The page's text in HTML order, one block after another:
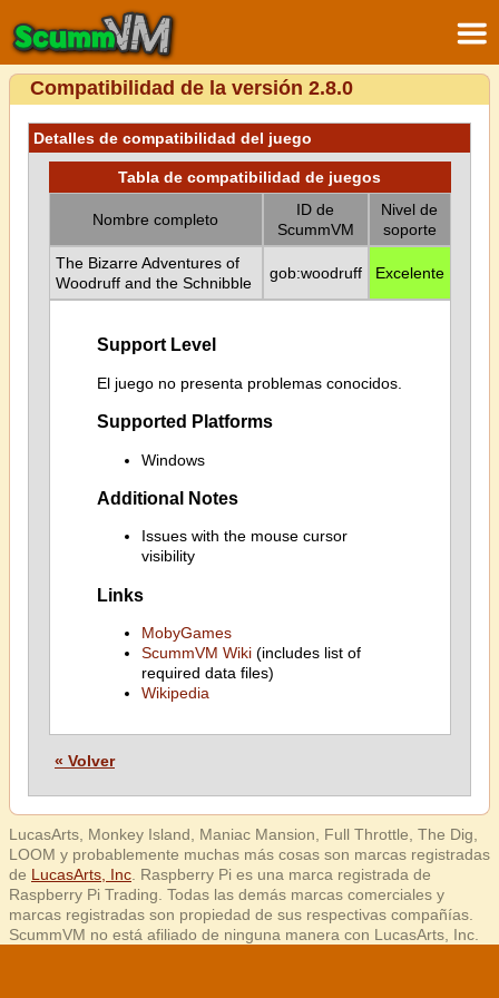
Compatibilidad de la versión 2.8.0
Detalles de compatibilidad del juego
Tabla de compatibilidad de juegos
Nombre completo
ID de
ScummVM
Nivel de
soporte
The Bizarre Adventures of
Woodruff and the Schnibble
gob:woodruff Excelente
Support Level
El juego no presenta problemas conocidos.
Supported Platforms
Windows
Additional Notes
Issues with the mouse cursor
visibility
Links
MobyGames
ScummVM Wiki(includes list of
required data files)
Wikipedia
« Volver
LucasArts, Monkey Island, Maniac Mansion, Full Throttle, The Dig,
LOOM y probablemente muchas más cosas son marcas registradas
de LucasArts, Inc . Raspberry Pi es una marca registrada de
Raspberry Pi Trading. Todas las demás marcas comerciales y
marcas registradas son propiedad de sus respectivas compañías.
ScummVM no está afiliado de ninguna manera con LucasArts, Inc.